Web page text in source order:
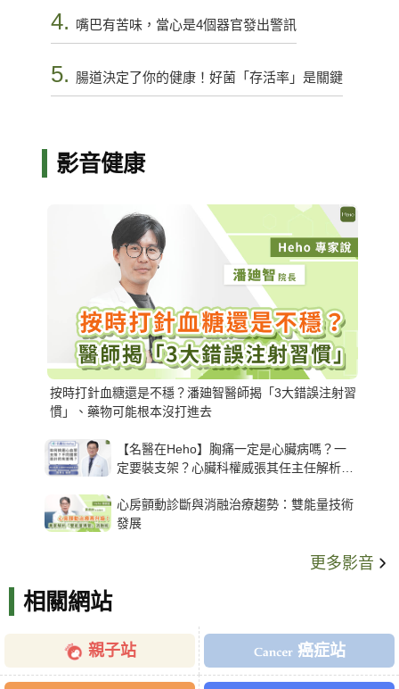
4. 嘴巴有苦味，當心是4個器官發出警訊
5. 腸道決定了你的健康！好菌「存活率」是關鍵
影音健康
按時打針血糖還是不穩？潘廸智醫師揭「3大錯誤注射習
慣」、藥物可能根本沒打進去
【名醫在Heho】胸痛一定是心臟病嗎？一
定要裝支架？心臟科權威張其任主任解析支
心房顫動診斷與消融治療趨勢：雙能量技術
發展
更多影音
相關網站
親子站 癌症站